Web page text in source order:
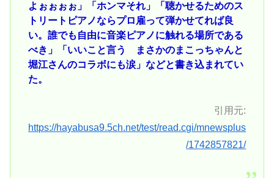
よぉぉぉぉ」「ホンマそれ」「聴かせるためのス
トリートピアノならプロ雇って弾かせてれば良
い。誰でも自由に音楽ピアノに触れる場所である
べき」「いいこと言う まさかのまこっちゃんと
堀江さんのコラボにも涙」などと書き込まれてい
た。
引用元:
https://hayabusa9.5ch.net/test/read.cgi/mnewsplus
/1742857821/